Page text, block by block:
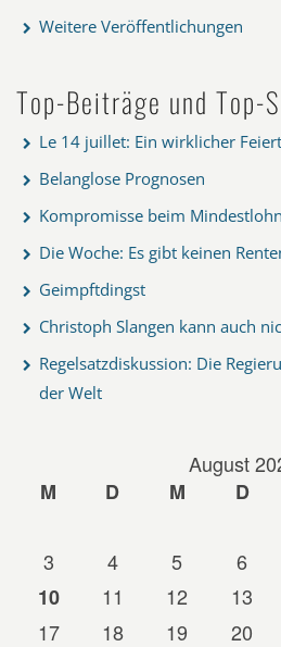
Weitere Veröffentlichungen
Top-Beiträge und Top-
Le 14 juillet: Ein wirklicher
Belanglose Prognosen
Kompromisse beim
Die Woche: Es gibt keinen
Geimpftdingst
Christoph Slangen kann auch
Regelsatzdiskussion: Die
der Welt
August
M
D M D
3
4 5 6
10
11 12 13
17
18 19 20